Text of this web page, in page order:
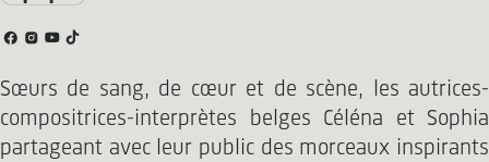
Sœurs de sang, de cœur et de scène, les autrices-
compositrices-interprètes belges Céléna et Sophia
partageant avec leur public des morceaux inspirants